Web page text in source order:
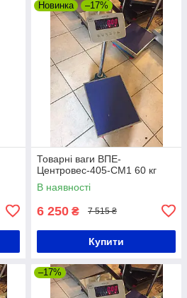
Новинка –17%
Товарні ваги ВПЕ-
Центровес-405-СМ1 60 кг
В наявності
6 250 ₴ 7 515 ₴
Купити
–17%